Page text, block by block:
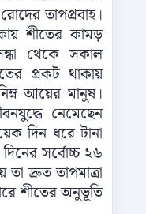
তাপপ্রবাহ।
শীতের কামড়
থেকে সকাল
প্রকট থাকায়
আয়ের মানুষ।
নেমেছেন
দিন ধরে টানা
সর্বোচ্চ ২৬
দ্রুত তাপমাত্রা
শীতের অনুভূতি